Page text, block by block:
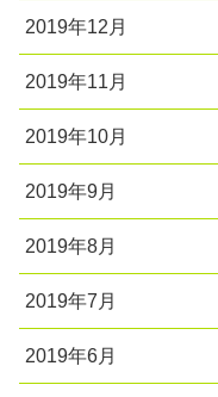
2019年12月
2019年11月
2019年10月
2019年9月
2019年8月
2019年7月
2019年6月